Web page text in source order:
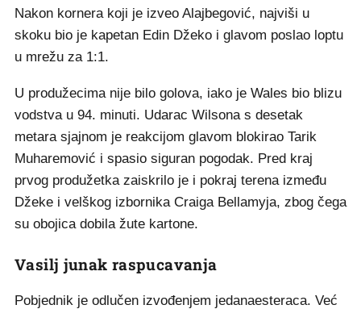
Nakon kornera koji je izveo Alajbegović, najviši u
skoku bio je kapetan Edin Džeko i glavom poslao loptu
u mrežu za 1:1.
U produžecima nije bilo golova, iako je Wales bio blizu
vodstva u 94. minuti. Udarac Wilsona s desetak
metara sjajnom je reakcijom glavom blokirao Tarik
Muharemović i spasio siguran pogodak. Pred kraj
prvog produžetka zaiskrilo je i pokraj terena između
Džeke i velškog izbornika Craiga Bellamyja, zbog čega
su obojica dobila žute kartone.
Vasilj junak raspucavanja
Pobjednik je odlučen izvođenjem jedanaesteraca. Već